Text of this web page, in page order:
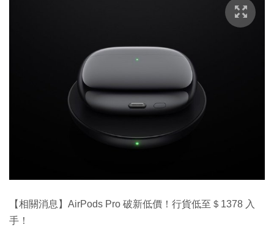
【相關消息】AirPods Pro 破新低價！行貨低至＄1378 入
手！